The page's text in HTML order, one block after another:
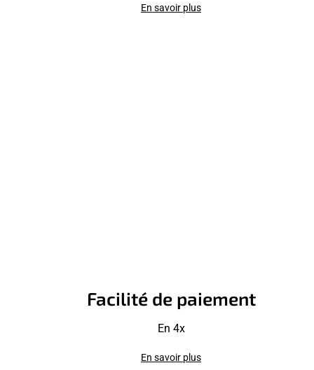
En savoir plus
Facilité de paiement
En 4x
En savoir plus